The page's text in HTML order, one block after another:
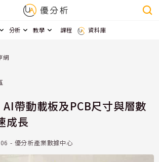
分析 教學 課程 資料庫
網
帶動載板及PCB尺寸與層數
成長
- 優分析產業數據中心